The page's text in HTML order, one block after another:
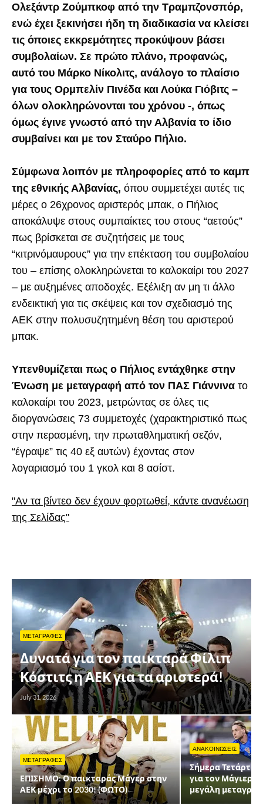
Ολεξάντρ Ζούμπκοφ από την Τραμπζονσπόρ,
ενώ έχει ξεκινήσει ήδη τη διαδικασία να κλείσει
τις όποιες εκκρεμότητες προκύψουν βάσει
συμβολαίων. Σε πρώτο πλάνο, προφανώς,
αυτό του Μάρκο Νίκολιτς, ανάλογο το πλαίσιο
για τους Ορμπελίν Πινέδα και Λούκα Γιόβιτς –
όλων ολοκληρώνονται του χρόνου -, όπως
όμως έγινε γνωστό από την Αλβανία το ίδιο
συμβαίνει και με τον Σταύρο Πήλιο.
Σύμφωνα λοιπόν με πληροφορίες από το καμπ
της εθνικής Αλβανίας, όπου συμμετέχει αυτές τις
μέρες ο 26χρονος αριστερός μπακ, ο Πήλιος
αποκάλυψε στους συμπαίκτες του στους “αετούς”
πως βρίσκεται σε συζητήσεις με τους
“κιτρινόμαυρους” για την επέκταση του συμβολαίου
του – επίσης ολοκληρώνεται το καλοκαίρι του 2027
– με αυξημένες αποδοχές. Εξέλιξη αν μη τι άλλο
ενδεικτική για τις σκέψεις και τον σχεδιασμό της
ΑΕΚ στην πολυσυζητημένη θέση του αριστερού
μπακ.
Υπενθυμίζεται πως ο Πήλιος εντάχθηκε στην
Ένωση με μεταγραφή από τον ΠΑΣ Γιάννινα το
καλοκαίρι του 2023, μετρώντας σε όλες τις
διοργανώσεις 73 συμμετοχές (χαρακτηριστικό πως
στην περασμένη, την πρωταθληματική σεζόν,
“έγραψε” τις 40 εξ αυτών) έχοντας στον
λογαριασμό του 1 γκολ και 8 ασίστ.
"Αν τα βίντεο δεν έχουν φορτωθεί, κάντε ανανέωση
της Σελίδας"
ΜΕΤΑΓΡΑΦΕΣ
Δυνατά για τον παικταρά Φίλιπ
Κόστιτς η ΑΕΚ για τα αριστερά!
July 31, 2026
ΜΕΤΑΓΡΑΦΕΣ
ΕΠΙΣΗΜΟ: Ο παικταράς Μάγερ στην
ΑΕΚ μέχρι το 2030! (ΦΩΤΟ)
ΑΝΑΚΟΙΝΩΣΕΙΣ
Σήμερα Τετάρτη
για τον Μάγιερ -
μεγάλη